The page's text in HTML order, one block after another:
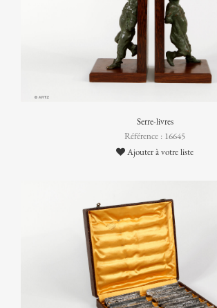
Serre-livres
Référence : 16645
Ajouter à votre liste